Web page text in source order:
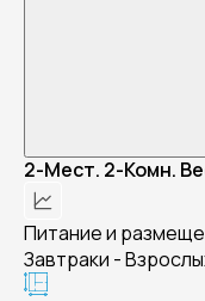
2-Мест. 2-Комн.
Питание и
Завтраки -